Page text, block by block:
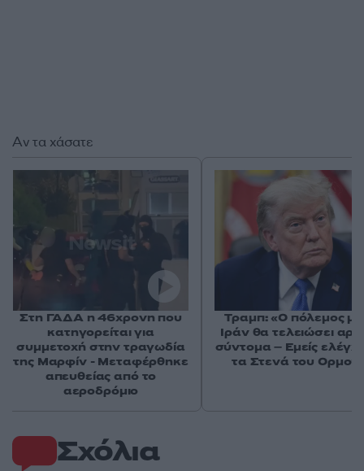
Σχόλια
Αν τα χάσατε
Στη ΓΑΔΑ η 46χρονη που
κατηγορείται για
συμμετοχή στην τραγωδία
της Μαρφίν - Μεταφέρθηκε
απευθείας από το
αεροδρόμιο
Τραμπ: «Ο πόλεμος με
Ιράν θα τελειώσει
σύντομα – Εμείς
τα Στενά του